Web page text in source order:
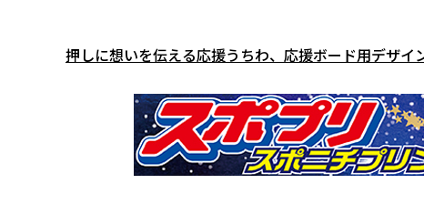
押しに想いを伝える応援うちわ、応援ボード用デザイ